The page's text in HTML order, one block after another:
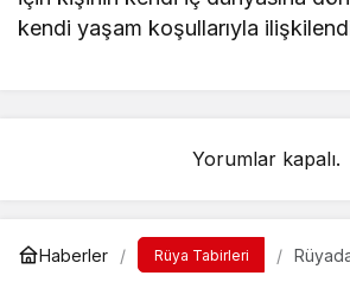
kendi yaşam koşullarıyla
Yorumlar kapalı.
Haberler Rüya Tabirleri